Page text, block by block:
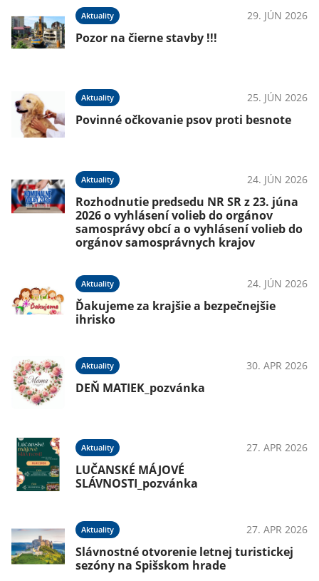
Aktuality 29. JÚN 2026
Pozor na čierne stavby !!!
Aktuality 25. JÚN 2026
Povinné očkovanie psov proti besnote
Aktuality 24. JÚN 2026
Rozhodnutie predsedu NR SR z 23. júna
2026 o vyhlásení volieb do orgánov
samosprávy obcí a o vyhlásení volieb do
orgánov samosprávnych krajov
Aktuality 24. JÚN 2026
Ďakujeme za krajšie a bezpečnejšie
ihrisko
Aktuality 30. APR 2026
DEŇ MATIEK_pozvánka
Aktuality 27. APR 2026
LUČANSKÉ MÁJOVÉ
SLÁVNOSTI_pozvánka
Aktuality 27. APR 2026
Slávnostné otvorenie letnej turistickej
sezóny na Spišskom hrade